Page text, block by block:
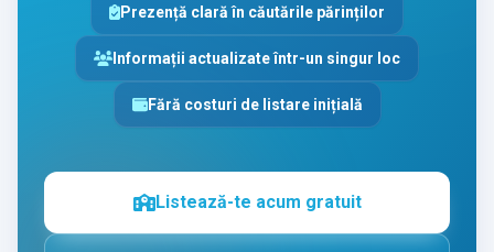
Prezență clară în căutările părinților
Informații actualizate într-un singur loc
Fără costuri de listare inițială
Listează-te acum gratuit